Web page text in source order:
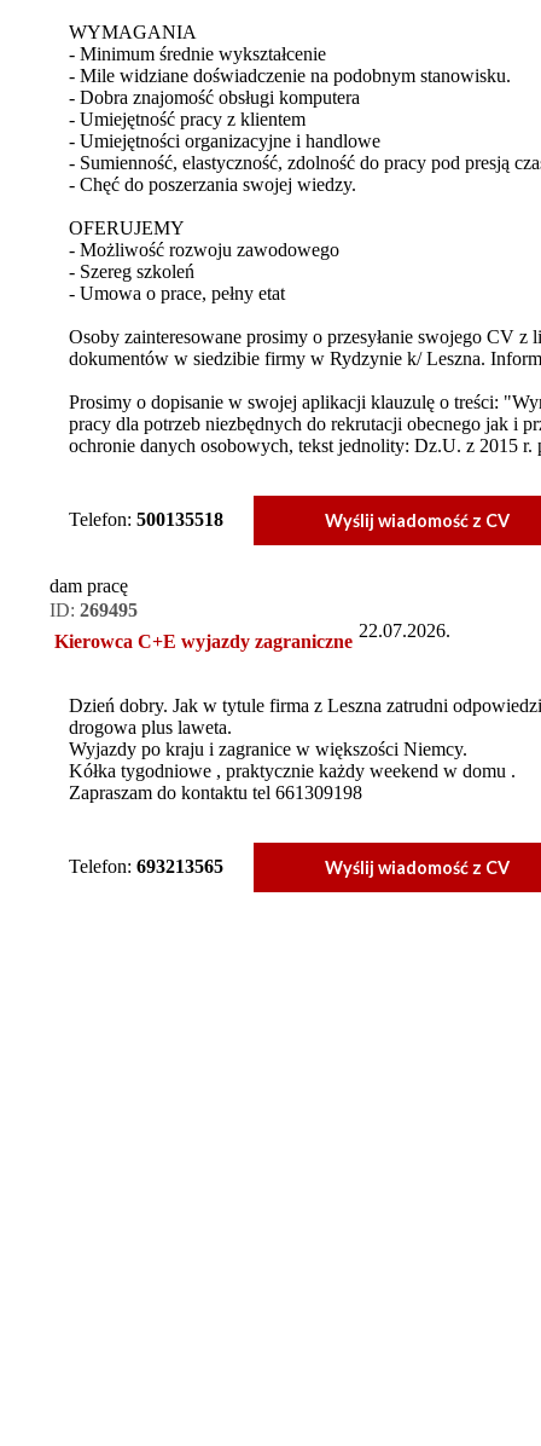
WYMAGANIA
- Minimum średnie wykształcenie
- Mile widziane doświadczenie na podobnym stanowisku.
- Dobra znajomość obsługi komputera
- Umiejętność pracy z klientem
- Umiejętności organizacyjne i handlowe
- Sumienność, elastyczność, zdolność do pracy pod presją
- Chęć do poszerzania swojej wiedzy.
OFERUJEMY
- Możliwość rozwoju zawodowego
- Szereg szkoleń
- Umowa o prace, pełny etat
Osoby zainteresowane prosimy o przesyłanie swojego CV
dokumentów w siedzibie firmy w Rydzynie k/ Leszna.
Prosimy o dopisanie w swojej aplikacji klauzulę o treści:
pracy dla potrzeb niezbędnych do rekrutacji obecnego jak i
ochronie danych osobowych, tekst jednolity: Dz.U. z 2015 r.
Telefon: 500135518 Wyślij wiadomość z CV
dam pracę
ID: 269495
Kierowca C+E wyjazdy zagraniczne
22.07.2026.
Dzień dobry. Jak w tytule firma z Leszna zatrudni
drogowa plus laweta.
Wyjazdy po kraju i zagranice w większości Niemcy.
Kółka tygodniowe , praktycznie każdy weekend w domu .
Zapraszam do kontaktu tel 661309198
Telefon: 693213565 Wyślij wiadomość z CV